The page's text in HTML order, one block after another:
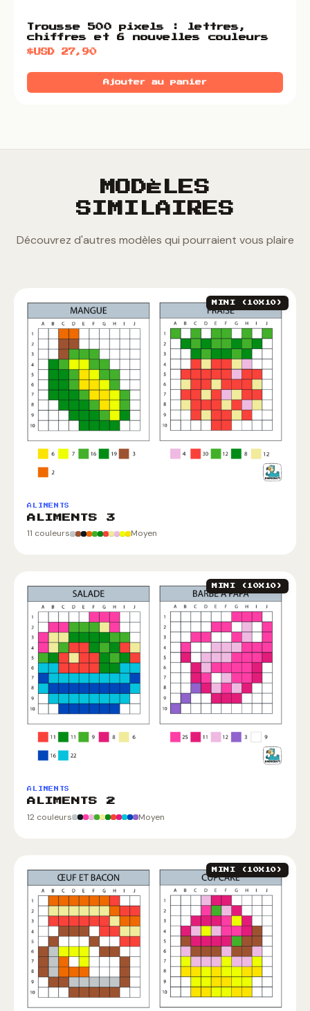
Trousse 500 pixels : lettres,
chiffres et 6 nouvelles couleurs
$USD27,90
Ajouter au panier
MODÈLES
SIMILAIRES
Découvrez d'autres modèles qui pourraient vous plaire
MINI (10X10)
ALIMENTS
ALIMENTS 3
11 couleurs Moyen
MINI (10X10)
ALIMENTS
ALIMENTS 2
12 couleurs Moyen
MINI (10X10)